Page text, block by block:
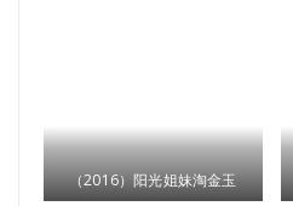
（2016）阳光姐妹淘金玉